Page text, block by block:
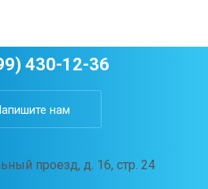
430-12-36
нам
проезд, д. 16, стр. 24